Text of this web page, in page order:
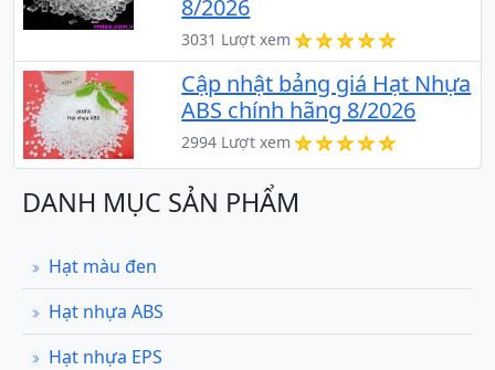
8/2026
3031 Lượt xem
Cập nhật bảng giá Hạt Nhựa
ABS chính hãng 8/2026
2994 Lượt xem
DANH MỤC SẢN PHẨM
Hạt màu đen
Hạt nhựa ABS
Hạt nhựa EPS